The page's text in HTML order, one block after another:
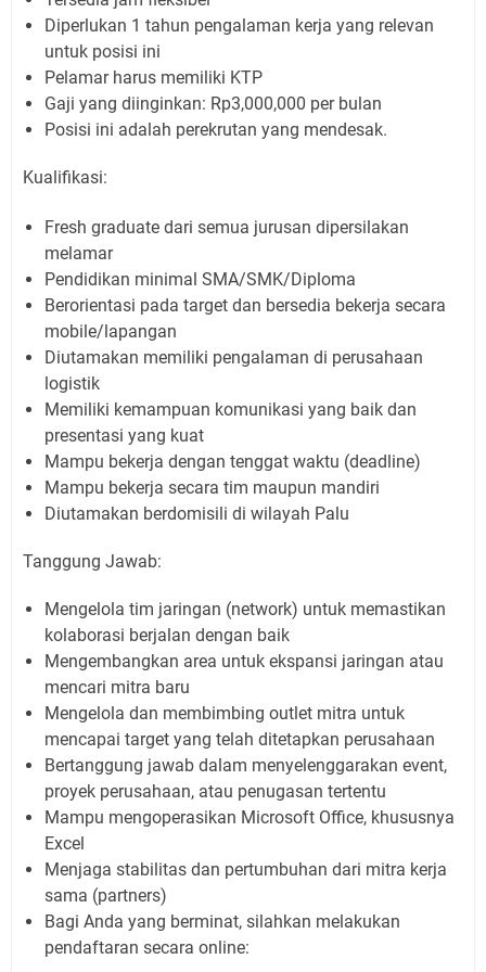
Diperlukan 1 tahun pengalaman kerja yang relevan
untuk posisi ini
Pelamar harus memiliki KTP
Gaji yang diinginkan: Rp3,000,000 per bulan
Posisi ini adalah perekrutan yang mendesak.
Kualifikasi:
Fresh graduate dari semua jurusan dipersilakan
melamar
Pendidikan minimal SMA/SMK/Diploma
Berorientasi pada target dan bersedia bekerja secara
mobile/lapangan
Diutamakan memiliki pengalaman di perusahaan
logistik
Memiliki kemampuan komunikasi yang baik dan
presentasi yang kuat
Mampu bekerja dengan tenggat waktu (deadline)
Mampu bekerja secara tim maupun mandiri
Diutamakan berdomisili di wilayah Palu
Tanggung Jawab:
Mengelola tim jaringan (network) untuk memastikan
kolaborasi berjalan dengan baik
Mengembangkan area untuk ekspansi jaringan atau
mencari mitra baru
Mengelola dan membimbing outlet mitra untuk
mencapai target yang telah ditetapkan perusahaan
Bertanggung jawab dalam menyelenggarakan event,
proyek perusahaan, atau penugasan tertentu
Mampu mengoperasikan Microsoft Office, khususnya
Excel
Menjaga stabilitas dan pertumbuhan dari mitra kerja
sama (partners)
Bagi Anda yang berminat, silahkan melakukan
pendaftaran secara online: